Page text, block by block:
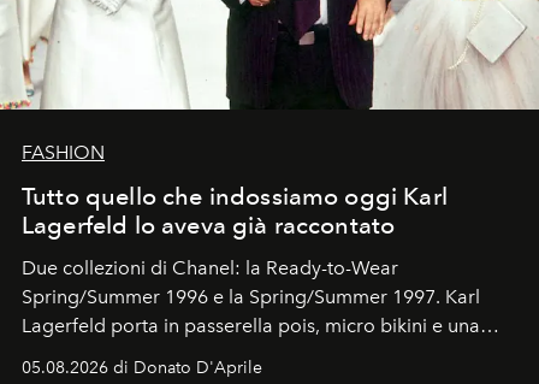
FASHION
Tutto quello che indossiamo oggi Karl
Lagerfeld lo aveva già raccontato
Due collezioni di Chanel: la Ready-to-Wear
Spring/Summer 1996 e la Spring/Summer 1997. Karl
Lagerfeld porta in passerella pois, micro bikini e una
logomania pensata per la spiaggia
05.08.2026 di Donato D'Aprile